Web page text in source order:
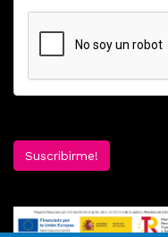
Suscribirme!